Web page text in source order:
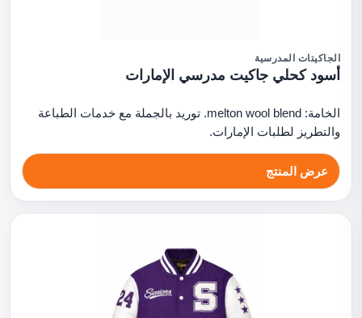
الجاكيتات المدرسية
أسود كحلي جاكيت مدرسي الإمارات
الخامة: melton wool blend. توريد بالجملة مع خدمات الطباعة
والتطريز لطلبات الإمارات.
عرض المنتج